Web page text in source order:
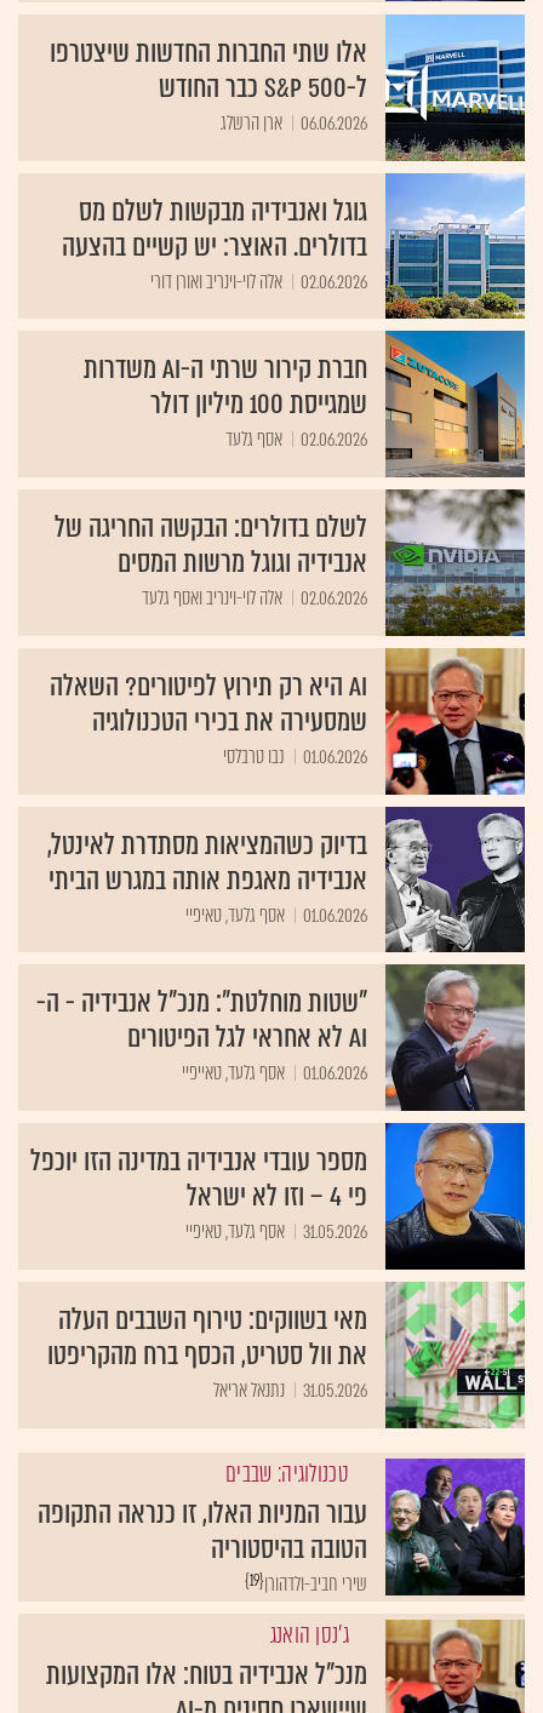
אלו שתי החברות החדשות שיצטרפו
ל-S&P 500 כבר החודש
06.06.2026 ארן הרשלג
גוגל ואנבידיה מבקשות לשלם מס
בדולרים. האוצר: יש קשיים בהצעה
02.06.2026 אלה לוי-וינריב ואורן דורי
חברת קירור שרתי ה-AI משדרות
שמגייסת 100 מיליון דולר
02.06.2026 אסף גלעד
לשלם בדולרים: הבקשה החריגה של
אנבידיה וגוגל מרשות המסים
02.06.2026 אלה לוי-וינריב ואסף גלעד
AI היא רק תירוץ לפיטורים? השאלה
שמסעירה את בכירי הטכנולוגיה
01.06.2026 נבו טרבלסי
בדיוק כשהמציאות מסתדרת לאינטל,
אנבידיה מאגפת אותה במגרש הביתי
01.06.2026 אסף גלעד, טאיפיי
"שטות מוחלטת": מנכ"ל אנבידיה - ה-
AI לא אחראי לגל הפיטורים
01.06.2026 אסף גלעד, טאייפיי
מספר עובדי אנבידיה במדינה הזו יוכפל
פי 4 – וזו לא ישראל
31.05.2026 אסף גלעד, טאיפיי
מאי בשווקים: טירוף השבבים העלה
את וול סטריט, הכסף ברח מהקריפטו
31.05.2026 נתנאל אריאל
טכנולוגיה: שבבים
עבור המניות האלו, זו כנראה התקופה
הטובה בהיסטוריה
{19}שירי חביב-ולדהורן
ג'נסן הואנג
מנכ"ל אנבידיה בטוח: אלו המקצועות